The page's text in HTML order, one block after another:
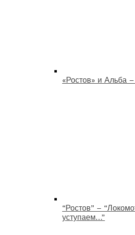
«Ростов» и Альба
“Ростов” –
уступаем…”